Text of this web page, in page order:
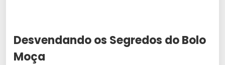
Desvendando os Segredos do Bolo
Moça